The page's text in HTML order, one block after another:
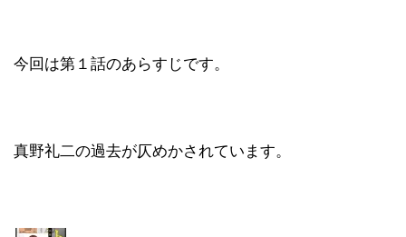
今回は第１話のあらすじです。
真野礼二の過去が仄めかされています。